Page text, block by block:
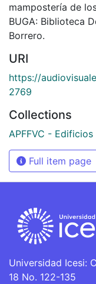
mampostería de
BUGA: Biblioteca
Borrero.
URI
https://
2769
Collections
APFFVC -
Full item page
Universidad Icesi:
18 No. 122-135